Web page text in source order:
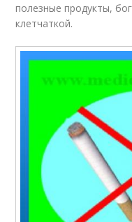
полезные продукты,
клетчаткой.